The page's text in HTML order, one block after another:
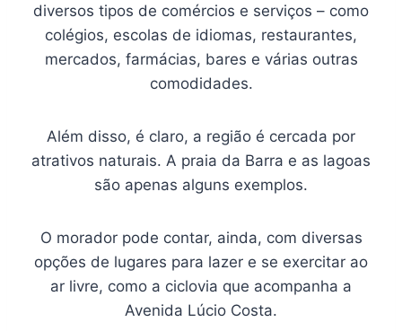
diversos tipos de comércios e serviços – como
colégios, escolas de idiomas, restaurantes,
mercados, farmácias, bares e várias outras
comodidades.
Além disso, é claro, a região é cercada por
atrativos naturais. A praia da Barra e as lagoas
são apenas alguns exemplos.
O morador pode contar, ainda, com diversas
opções de lugares para lazer e se exercitar ao
ar livre, como a ciclovia que acompanha a
Avenida Lúcio Costa.